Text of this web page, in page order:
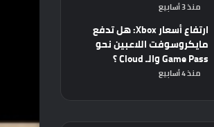
منذ 3 أسابيع
ارتفاع أسعار Xbox: هل تدفع
مايكروسوفت اللاعبين نحو
Game Pass والـ Cloud ؟
منذ 4 أسابيع